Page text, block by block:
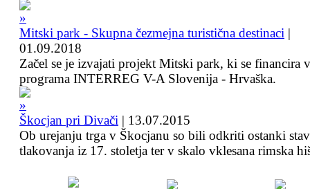
Mitski park - Skupna čezmejna turistična destinaci |
01.09.2018
Začel se je izvajati projekt Mitski park, ki se financira
programa INTERREG V-A Slovenija - Hrvaška.
Škocjan pri Divači | 13.07.2015
Ob urejanju trga v Škocjanu so bili odkriti ostanki
tlakovanja iz 17. stoletja ter v skalo vklesana rimska